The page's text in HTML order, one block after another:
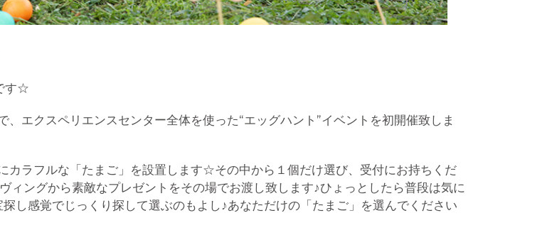
す☆
エクスペリエンスセンター全体を使った“エッグハント”イベントを初開催致しま
カラフルな「たまご」を設置します☆その中から１個だけ選び、受付にお持ちくだ
ングから素敵なプレゼントをその場でお渡し致します♪ひょっとしたら普段は気に
し感覚でじっくり探して選ぶのもよし♪あなただけの「たまご」を選んでください